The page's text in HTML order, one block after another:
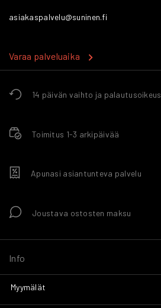
14 päivän vaihto ja palautusoikeus
Toimitus 1-3 arkipäivää
Apunasi asiantunteva palvelu
Joustava ostosten maksu
Info
Myymälät
asiakaspalvelu@suninen.fi
Varaa palveluaika